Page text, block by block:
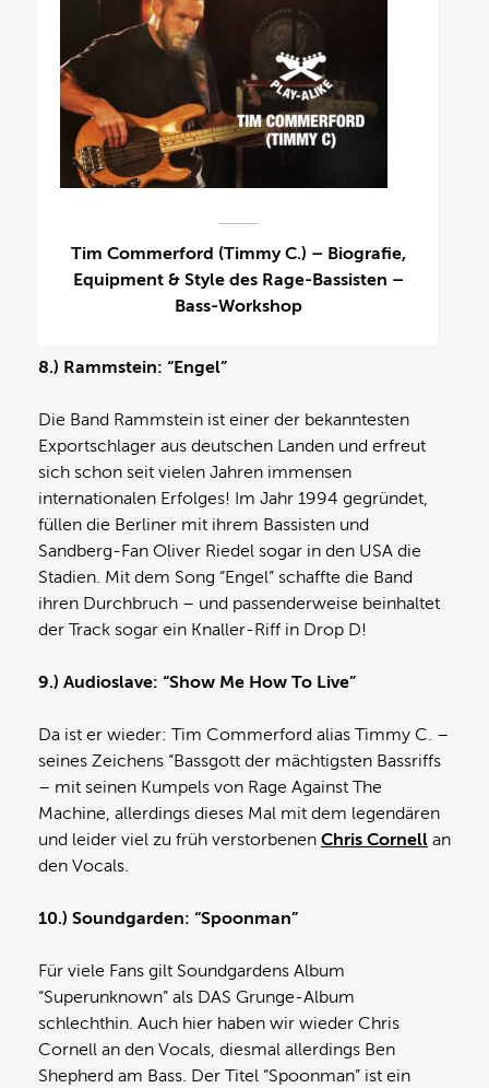
Tim Commerford (Timmy C.) – Biografie,
Equipment & Style des Rage-Bassisten –
Bass-Workshop
8.) Rammstein: “Engel”
Die Band Rammstein ist einer der bekanntesten
Exportschlager aus deutschen Landen und erfreut
sich schon seit vielen Jahren immensen
internationalen Erfolges! Im Jahr 1994 gegründet,
füllen die Berliner mit ihrem Bassisten und
Sandberg-Fan Oliver Riedel sogar in den USA die
Stadien. Mit dem Song “Engel” schaffte die Band
ihren Durchbruch – und passenderweise beinhaltet
der Track sogar ein Knaller-Riff in Drop D!
9.) Audioslave: “Show Me How To Live”
Da ist er wieder: Tim Commerford alias Timmy C. –
seines Zeichens “Bassgott der mächtigsten Bassriffs
– mit seinen Kumpels von Rage Against The
Machine, allerdings dieses Mal mit dem legendären
und leider viel zu früh verstorbenen Chris Cornell an
den Vocals.
10.) Soundgarden: “Spoonman”
Für viele Fans gilt Soundgardens Album
“Superunknown” als DAS Grunge-Album
schlechthin. Auch hier haben wir wieder Chris
Cornell an den Vocals, diesmal allerdings Ben
Shepherd am Bass. Der Titel “Spoonman” ist ein